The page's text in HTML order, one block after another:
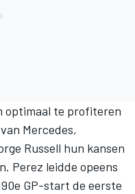
optimaal te profiteren
Mercedes,
Russell hun kansen
Perez leidde opeens
GP-start de eerste